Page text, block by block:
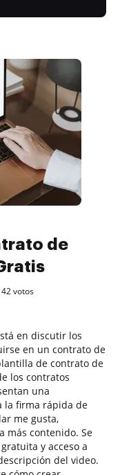
de
42votos
en discutir los
en un contrato de
de contrato de
los contratos
una
la firma rápida de
me gusta,
más contenido. Se
y acceso a
del video.